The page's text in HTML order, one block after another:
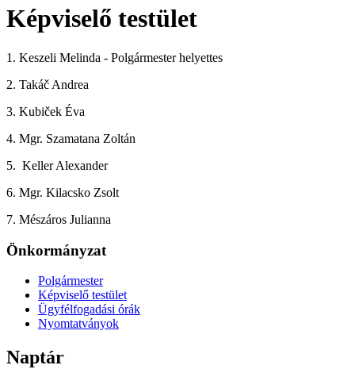
Képviselő testület
1. Keszeli Melinda - Polgármester helyettes
2. Takáč Andrea
3. Kubiček Éva
4. Mgr. Szamatana Zoltán
5. Keller Alexander
6. Mgr. Kilacsko Zsolt
7. Mészáros Julianna
Önkormányzat
Polgármester
Képviselő testület
Ügyfélfogadási órák
Nyomtatványok
Naptár